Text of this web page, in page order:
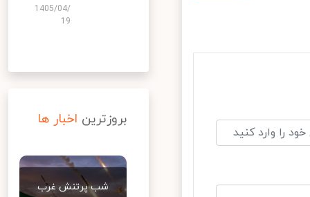
1405/04/
19
بروزترین اخبار ها
شب پرتنش غرب